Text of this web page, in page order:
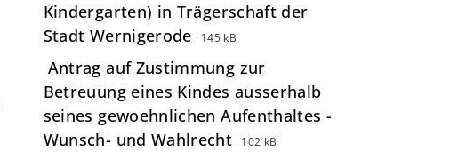
Kindergarten) in Trägerschaft der
Stadt Wernigerode
145 kB
Antrag auf Zustimmung zur
Betreuung eines Kindes ausserhalb
seines gewoehnlichen Aufenthaltes -
Wunsch- und Wahlrecht
102 kB